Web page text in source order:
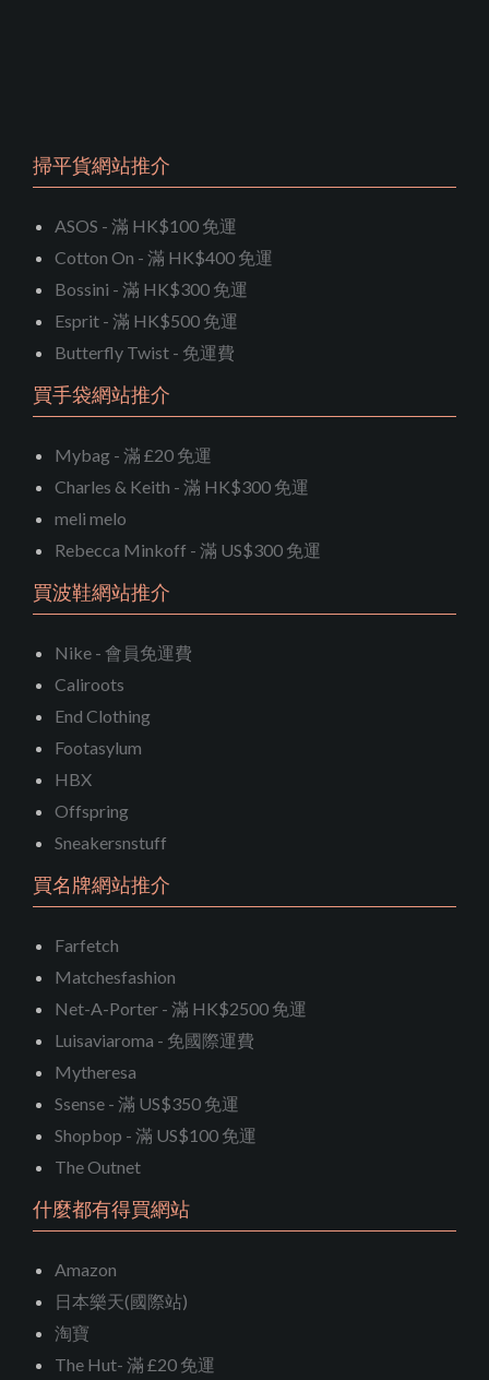
掃平貨網站推介
ASOS - 滿 HK$100 免運
Cotton On - 滿 HK$400 免運
Bossini - 滿 HK$300 免運
Esprit - 滿 HK$500 免運
Butterfly Twist - 免運費
買手袋網站推介
Mybag - 滿 £20 免運
Charles & Keith - 滿 HK$300 免運
meli melo
Rebecca Minkoff - 滿 US$300 免運
買波鞋網站推介
Nike - 會員免運費
Caliroots
End Clothing
Footasylum
HBX
Offspring
Sneakersnstuff
買名牌網站推介
Farfetch
Matchesfashion
Net-A-Porter - 滿 HK$2500 免運
Luisaviaroma - 免國際運費
Mytheresa
Ssense - 滿 US$350 免運
Shopbop - 滿 US$100 免運
The Outnet
什麼都有得買網站
Amazon
日本樂天(國際站)
淘寶
The Hut- 滿 £20 免運